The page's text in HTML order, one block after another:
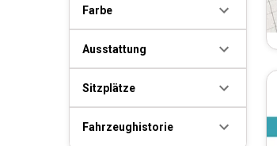
Farbe
Ausstattung
Sitzplätze
Fahrzeughistorie